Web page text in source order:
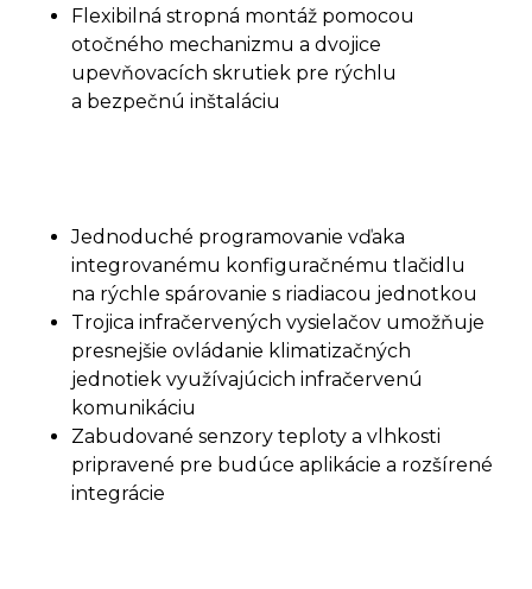
Flexibilná stropná montáž pomocou
otočného mechanizmu a dvojice
upevňovacích skrutiek pre rýchlu
a bezpečnú inštaláciu
Jednoduché programovanie vďaka
integrovanému konfiguračnému tlačidlu
na rýchle spárovanie s riadiacou jednotkou
Trojica infračervených vysielačov umožňuje
presnejšie ovládanie klimatizačných
jednotiek využívajúcich infračervenú
komunikáciu
Zabudované senzory teploty a vlhkosti
pripravené pre budúce aplikácie a rozšírené
integrácie